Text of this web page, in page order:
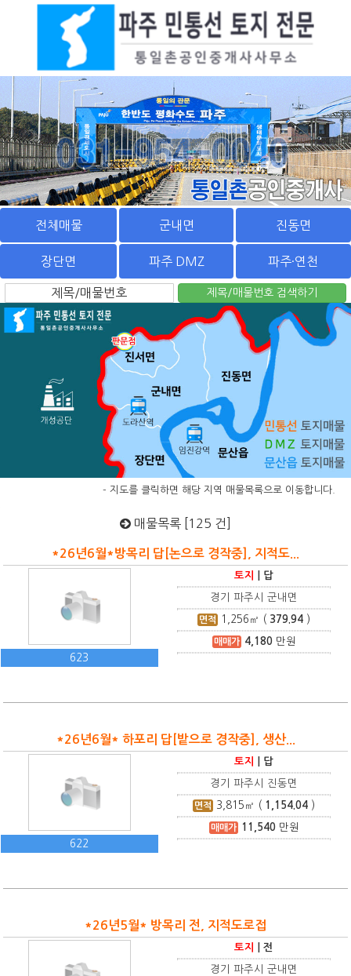
전체매물 군내면 진동면
장단면 파주 DMZ 파주·연천
- 지도를 클릭하면 해당 지역 매물목록으로 이동합니다.
매물목록 [125 건]
*26년6월*방목리 답[논으로 경작중], 지적도...
623
토지 답
경기 파주시 군내면
면적 1,256 ㎡ ( 379.94 )
매매가 4,180만원
*26년6월* 하포리 답[밭으로 경작중], 생산...
622
토지 답
경기 파주시 진동면
면적 3,815 ㎡ ( 1,154.04 )
매매가 11,540만원
*26년5월* 방목리 전, 지적도로접
토지 |전
경기 파주시 군내면